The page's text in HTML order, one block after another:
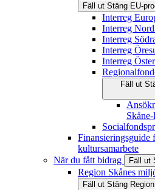
Fäll ut Stäng EU-
Interreg
Interreg
Interreg
Interreg
Interreg
Fäll ut
Finansieringsguide
kultursamarbete
När du fått bidrag
Fäll ut
Region Skånes
Fäll ut Stäng